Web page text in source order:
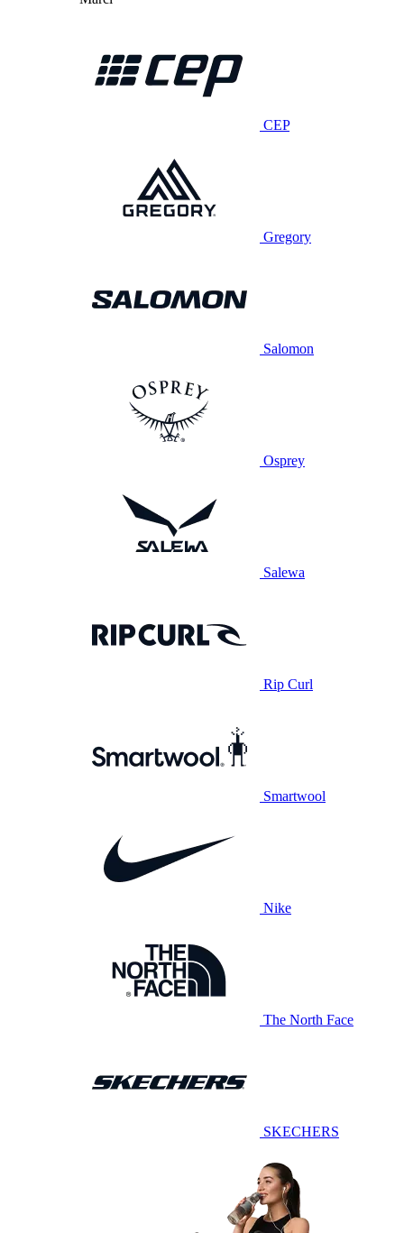
CEP
Gregory
Salomon
Osprey
Salewa
Rip Curl
Smartwool
Nike
The North Face
SKECHERS